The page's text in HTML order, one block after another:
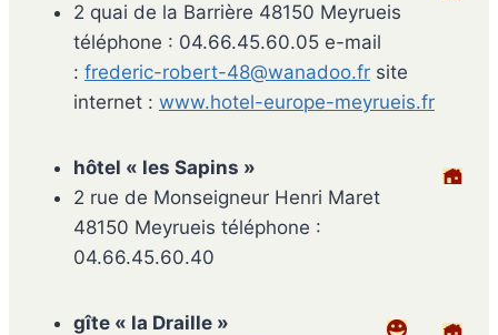
2 quai de la Barrière 48150 Meyrueis
téléphone : 04.66.45.60.05 e-mail
: frederic-robert-48@wanadoo.fr site
internet : www.hotel-europe-meyrueis.fr
hôtel « les Sapins »
2 rue de Monseigneur Henri Maret
48150 Meyrueis téléphone :
04.66.45.60.40
gîte « la Draille »